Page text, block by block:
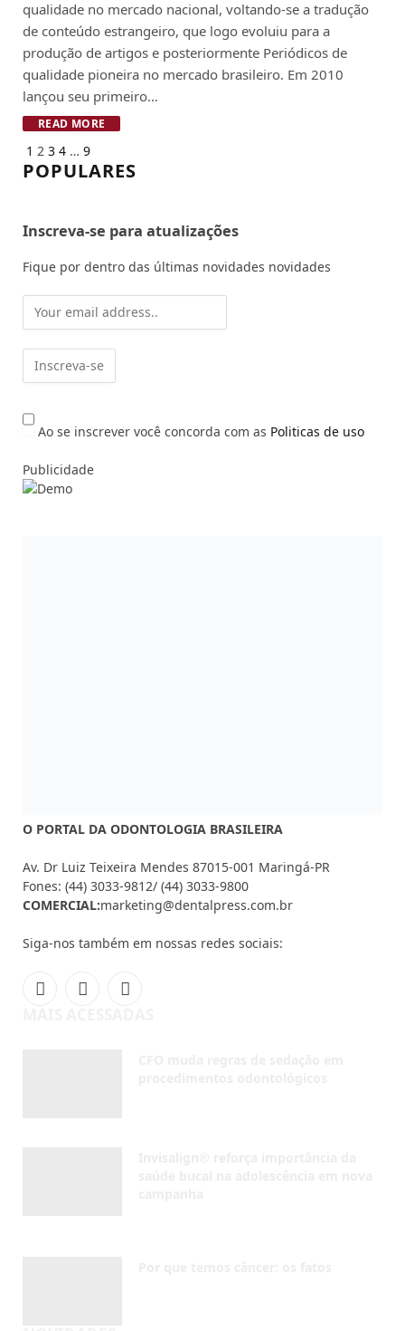
qualidade no mercado nacional, voltando-se a tradução
de conteúdo estrangeiro, que logo evoluiu para a
produção de artigos e posteriormente Periódicos de
qualidade pioneira no mercado brasileiro. Em 2010
lançou seu primeiro…
READ MORE
Previous
1 2 3 4 … 9
POPULARES
Inscreva-se para atualizações
Fique por dentro das últimas novidades novidades
Ao se inscrever você concorda com as Politicas de uso
Publicidade
procedimentos odontológicos
AGOSTO 5, 2026
Invisalign® reforça importância da